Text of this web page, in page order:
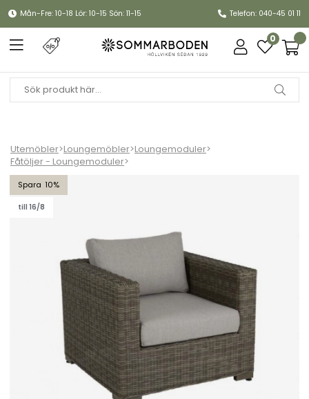
Mån-Fre: 10-18 Lör: 10-15 Sön: 11-15 Telefon: 040-45 01 11
0
Utemöbler>Loungemöbler>Loungemoduler>
Fåtöljer - Loungemoduler>
10
till 16/8
Ninja fåtölj - rustik/beige dyna